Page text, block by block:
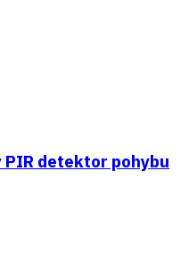
PIR detektor pohybu